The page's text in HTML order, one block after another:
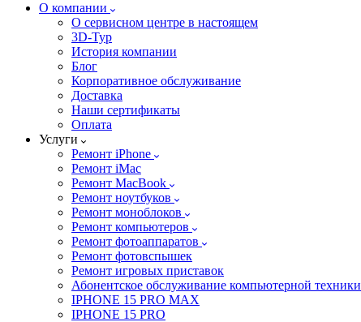
О компании
О сервисном центре в настоящем
3D-Тур
История компании
Блог
Корпоративное обслуживание
Доставка
Наши сертификаты
Оплата
Услуги
Ремонт iPhone
Ремонт iMac
Ремонт MacBook
Ремонт ноутбуков
Ремонт моноблоков
Ремонт компьютеров
Ремонт фотоаппаратов
Ремонт фотовспышек
Ремонт игровых приставок
Абонентское обслуживание компьютерной техники
IPHONE 15 PRO MAX
IPHONE 15 PRO